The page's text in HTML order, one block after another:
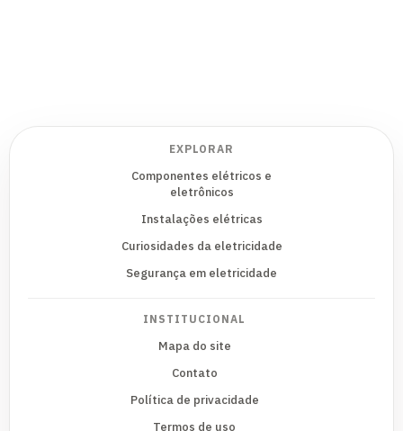
EXPLORAR
Componentes elétricos e
eletrônicos
Instalações elétricas
Curiosidades da eletricidade
Segurança em eletricidade
INSTITUCIONAL
Mapa do site
Contato
Política de privacidade
Termos de uso